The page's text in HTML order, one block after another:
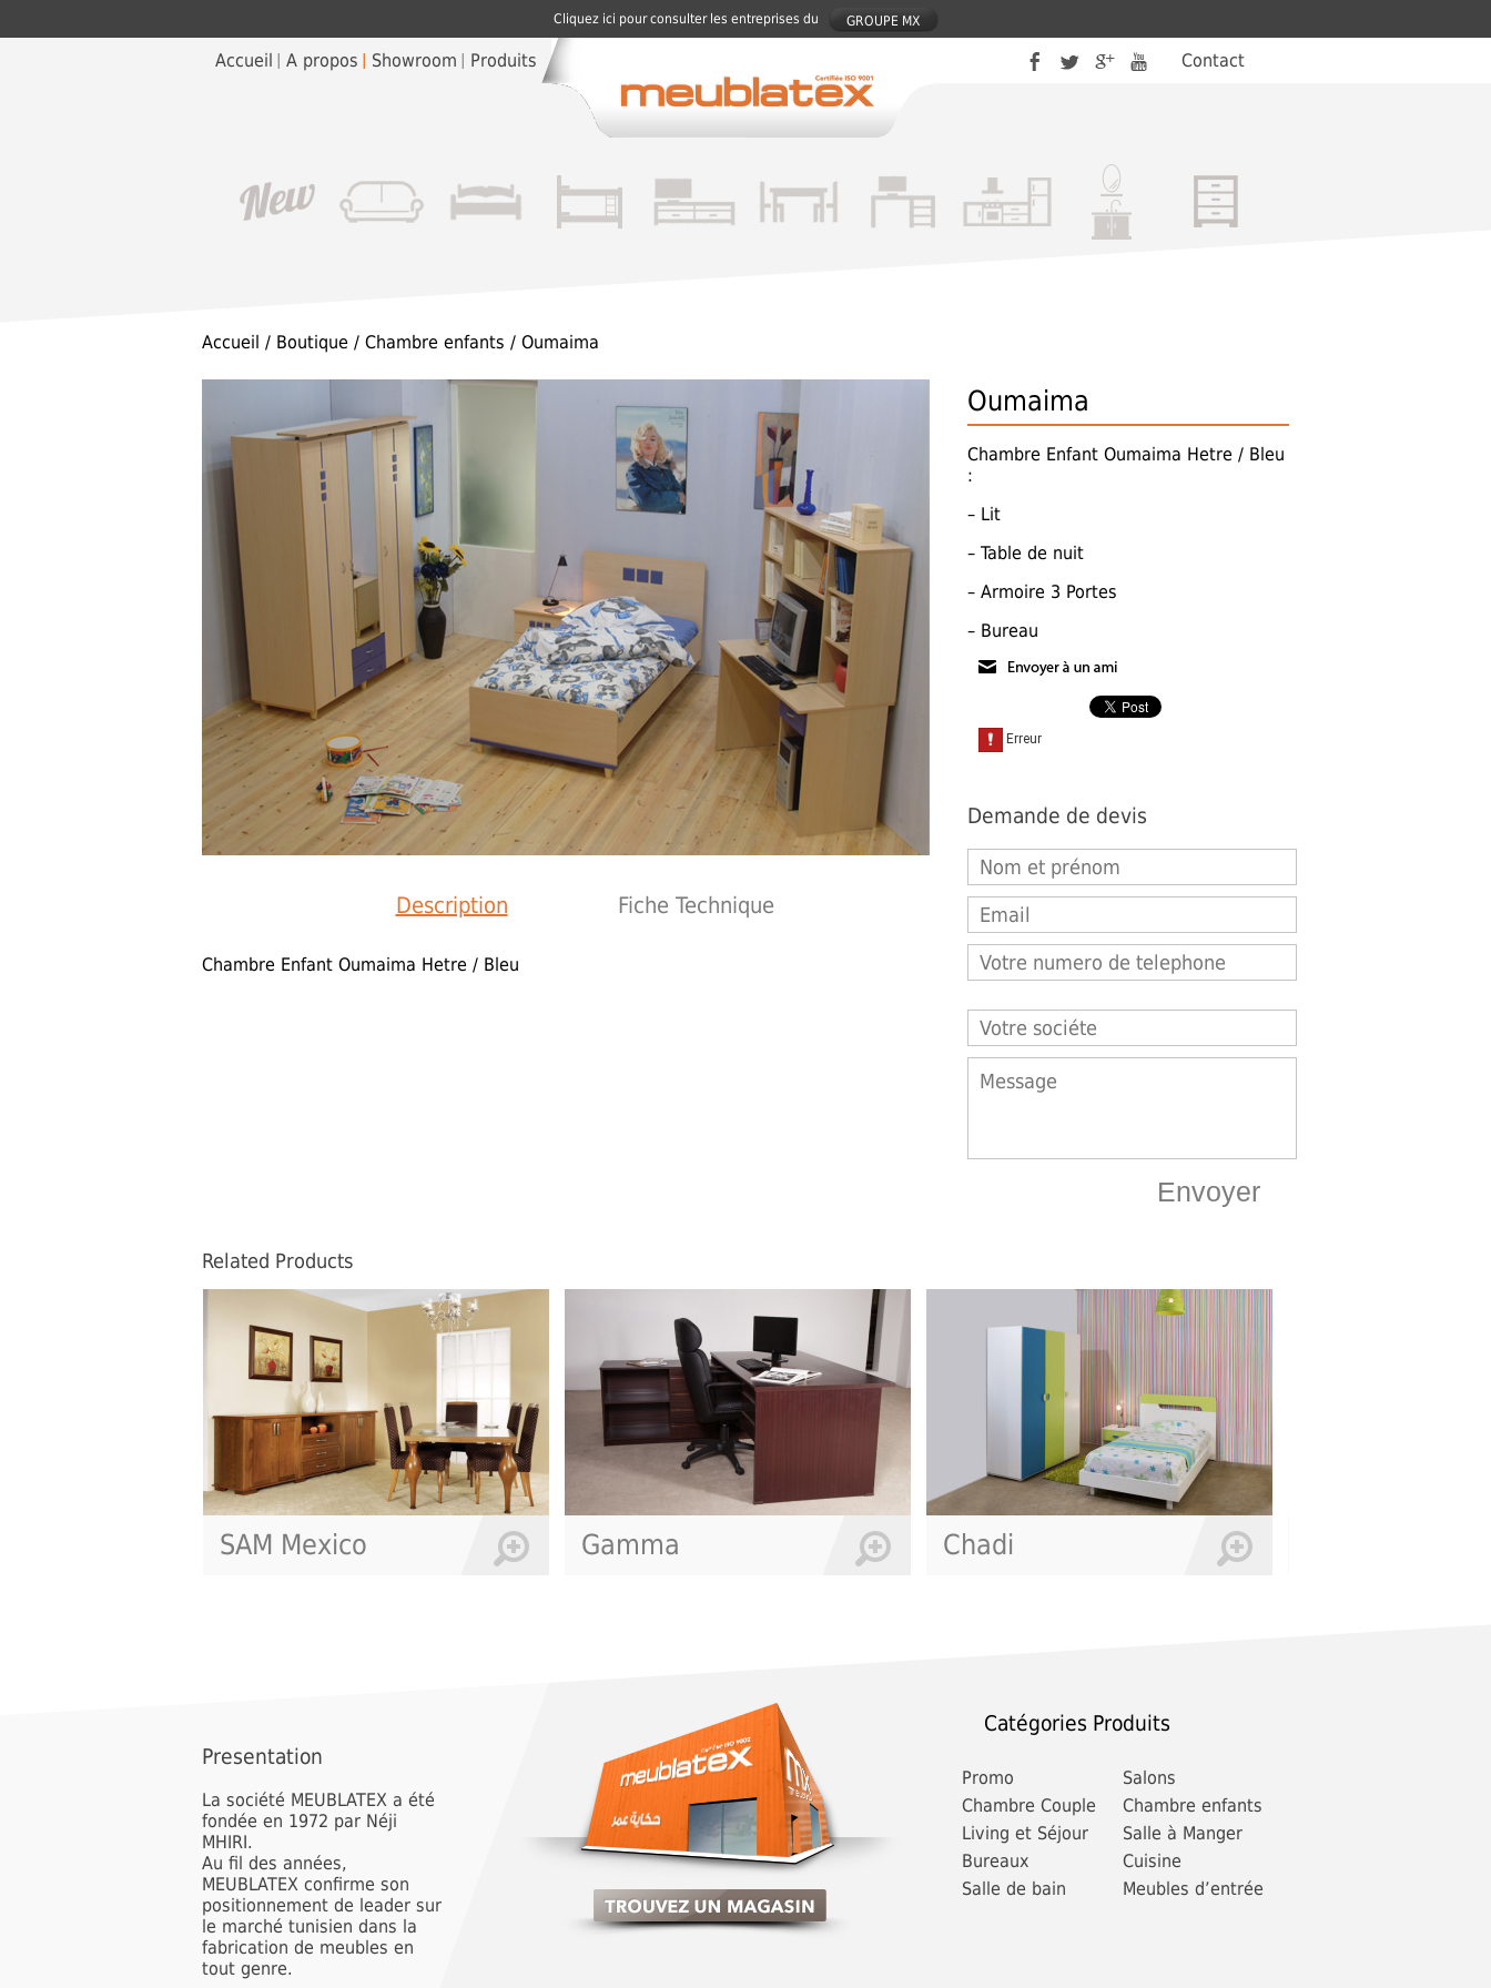
Cliquez ici pour consulter les entreprises du GROUPE MX
Accueil A propos Showroom Produits Contact
Accueil / Boutique / Chambre enfants / Oumaima
Oumaima
Chambre Enfant Oumaima Hetre / Bleu
:
– Lit
– Table de nuit
– Armoire 3 Portes
– Bureau
Demande de devis
Description Fiche Technique
Chambre Enfant Oumaima Hetre / Bleu
Related Products
Gamma Chadi Living Malaga
Presentation
La société MEUBLATEX a été
fondée en 1972 par Néji
MHIRI.
Au fil des années,
MEUBLATEX confirme son
positionnement de leader sur
le marché tunisien dans la
fabrication de meubles en
tout genre.
Catégories Produits
Promo
Salons
Chambre Couple
Chambre enfants
Living et Séjour
Salle à Manger
Bureaux
Cuisine
Salle de bain
Meubles d’entrée